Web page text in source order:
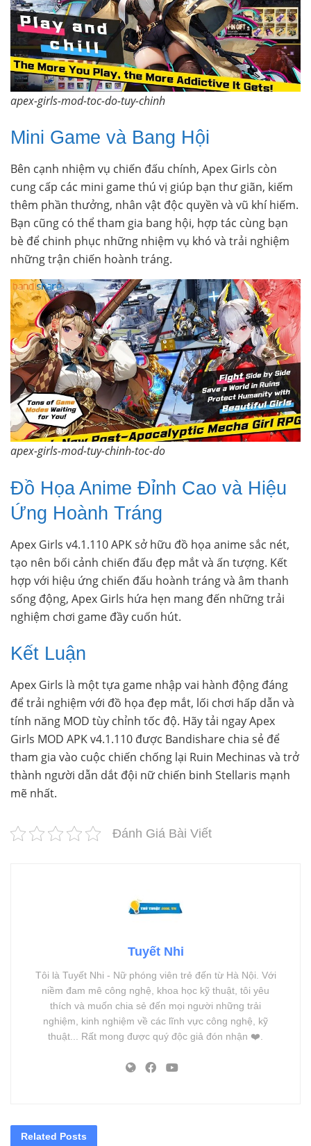
apex-girls-mod-toc-do-tuy-chinh
Mini Game và Bang Hội
Bên cạnh nhiệm vụ chiến đấu chính, Apex Girls còn
cung cấp các mini game thú vị giúp bạn thư giãn, kiếm
thêm phần thưởng, nhân vật độc quyền và vũ khí hiếm.
Bạn cũng có thể tham gia bang hội, hợp tác cùng bạn
bè để chinh phục những nhiệm vụ khó và trải nghiệm
những trận chiến hoành tráng.
apex-girls-mod-tuy-chinh-toc-do
Đồ Họa Anime Đỉnh Cao và Hiệu
Ứng Hoành Tráng
Apex Girls v4.1.110 APK sở hữu đồ họa anime sắc nét,
tạo nên bối cảnh chiến đấu đẹp mắt và ấn tượng. Kết
hợp với hiệu ứng chiến đấu hoành tráng và âm thanh
sống động, Apex Girls hứa hẹn mang đến những trải
nghiệm chơi game đầy cuốn hút.
Kết Luận
Apex Girls là một tựa game nhập vai hành động đáng
để trải nghiệm với đồ họa đẹp mắt, lối chơi hấp dẫn và
tính năng MOD tùy chỉnh tốc độ. Hãy tải ngay Apex
Girls MOD APK v4.1.110 được Bandishare chia sẻ để
tham gia vào cuộc chiến chống lại Ruin Mechinas và trở
thành người dẫn dắt đội nữ chiến binh Stellaris mạnh
mẽ nhất.
Đánh Giá Bài Viết
Tuyết Nhi
Tôi là Tuyết Nhi - Nữ phóng viên trẻ đến từ Hà Nội. Với
niềm đam mê công nghệ, khoa học kỹ thuật, tôi yêu
thích và muốn chia sẻ đến mọi người những trải
nghiệm, kinh nghiệm về các lĩnh vực công nghệ, kỹ
thuật... Rất mong được quý độc giả đón nhận ❤️.
Related Posts